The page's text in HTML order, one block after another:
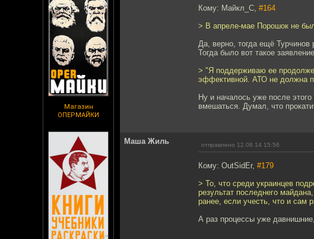
Магазин
ОПЕРМАЙКИ
Кому: Майкл_С, #164
> В апреле-мае Порошок не
Да, верно, тогда ещё
Тогда было вот такое
> "Я поддерживаю ее
эффективной. АТО не должна
Ну и началось уже после
вмешаться. Думал, что
Маша Жиль отправлено 12.08.14 15:56
Кому: OutSidEr, #179
> То, что среди украинцев
результат последнего
ранее, если учесть, что и сам
А раз процессы уже